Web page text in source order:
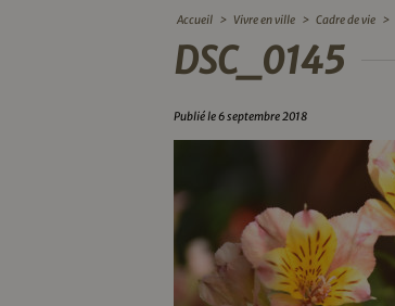
Accueil > Vivre en ville > Cadre de vie >
DSC_0145
Publié le 6 septembre 2018